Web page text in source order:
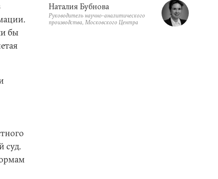
бы
суд.
Наталия Бубнова
Руководитель научно-аналитического
производства, Московского Центра